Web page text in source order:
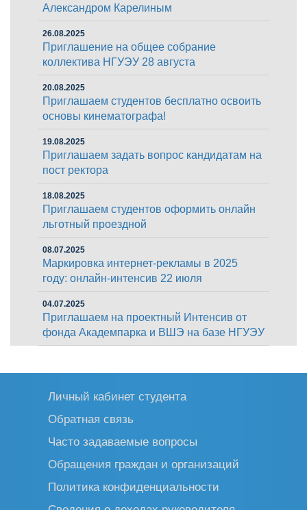
Александром Карелиным
26.08.2025
Приглашение на общее собрание
коллектива НГУЭУ 28 августа
20.08.2025
Приглашаем студентов бесплатно освоить
основы кинематографа!
19.08.2025
Приглашаем задать вопрос кандидатам на
пост ректора
18.08.2025
Приглашаем студентов оформить онлайн
льготный проездной
08.07.2025
Маркировка интернет-рекламы в 2025
году: онлайн-интенсив 22 июля
04.07.2025
Приглашаем на проектный Интенсив от
фонда Академпарка и ВШЭ на базе НГУЭУ
Личный кабинет студента
Обратная связь
Часто задаваемые вопросы
Обращения граждан и организаций
Политика конфиденциальности